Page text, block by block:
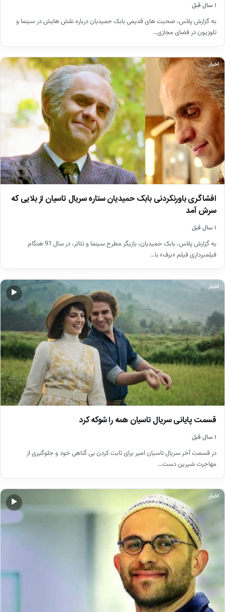
۱ سال قبل
به گزارش پلاس، صحبت های قدیمی بابک حمیدیان درباره نقش هایش در سینما و
تلوزیون در فضای مجازی…
اخبار
افشاگری باورنکردنی بابک حمیدیان ستاره سریال تاسیان از بلایی که
سرش آمد
۱ سال قبل
به گزارش پلاس، بابک حمیدیان، بازیگر مطرح سینما و تئاتر، در سال 91 هنگام
فیلمبرداری فیلم «برف» با…
▶
اخبار
قسمت پایانی سریال تاسیان همه را شوکه کرد
۱ سال قبل
در قسمت آخر سریال تاسیان امیر برای ثابت کردن بی گناهی خود و جلوگیری از
مهاجرت شیرین دست…
▶
اخبار